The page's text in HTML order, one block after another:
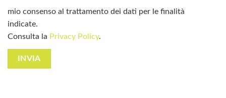
mio consenso al trattamento dei dati per le finalità
indicate.
Consulta la Privacy Policy.